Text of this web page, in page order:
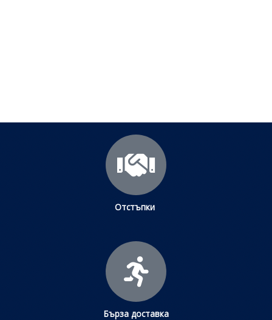
Отстъпки
Бърза доставка